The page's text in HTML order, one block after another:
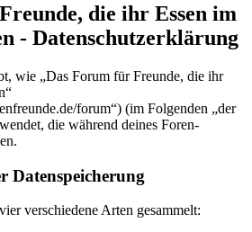
die ihr Essen im
- Datenschutzerklärung
wie „Das Forum für Freunde, die ihr
forum“) (im Folgenden „der
die während deines Foren-
Datenspeicherung
verschiedene Arten gesammelt: